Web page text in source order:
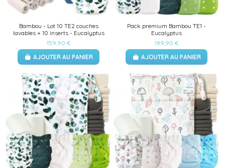
Bambou - Lot 10 TE2 couches
lavables + 10 inserts - Eucalyptus
159,90 €
AJOUTER AU PANIER
Pack premium Bambou TE1 -
Eucalyptus
189,90 €
AJOUTER AU PANIER